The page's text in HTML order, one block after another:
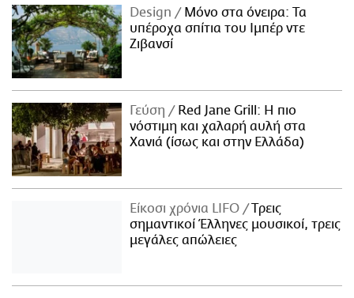
Design
Μόνο στα όνειρα: Τα
υπέροχα σπίτια του Ιμπέρ ντε
Ζιβανσί
Γεύση
Red Jane Grill: Η πιο
νόστιμη και χαλαρή αυλή στα
Χανιά (ίσως και στην Ελλάδα)
Είκοσι χρόνια LIFO
Tρεις
σημαντικοί Έλληνες μουσικοί, τρεις
μεγάλες απώλειες